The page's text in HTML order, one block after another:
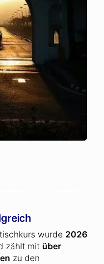
wurde 2026
zählt mit über
zu den